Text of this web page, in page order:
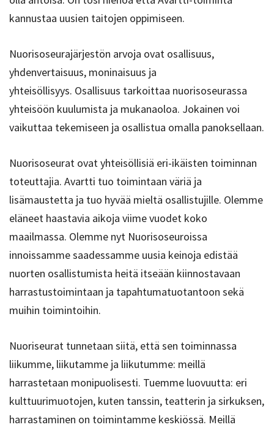
kannustaa uusien taitojen oppimiseen.
Nuorisoseurajärjestön arvoja ovat osallisuus,
yhdenvertaisuus, moninaisuus ja
yhteisöllisyys. Osallisuus tarkoittaa nuorisoseurassa
yhteisöön kuulumista ja mukanaoloa. Jokainen voi
vaikuttaa tekemiseen ja osallistua omalla panoksellaan.
Nuorisoseurat ovat yhteisöllisiä eri-ikäisten toiminnan
toteuttajia. Avartti tuo toimintaan väriä ja
lisämaustetta ja tuo hyvää mieltä osallistujille. Olemme
eläneet haastavia aikoja viime vuodet koko
maailmassa. Olemme nyt Nuorisoseuroissa
innoissamme saadessamme uusia keinoja edistää
nuorten osallistumista heitä itseään kiinnostavaan
harrastustoimintaan ja tapahtumatuotantoon sekä
muihin toimintoihin.
Nuoriseurat tunnetaan siitä, että sen toiminnassa
liikumme, liikutamme ja liikutumme: meillä
harrastetaan monipuolisesti. Tuemme luovuutta: eri
kulttuurimuotojen, kuten tanssin, teatterin ja sirkuksen,
harrastaminen on toimintamme keskiössä. Meillä